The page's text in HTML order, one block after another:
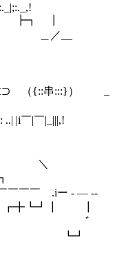
┃
__
:::}） _
|￣|_|||,!
/. ＼
￣ .iー - ― -‐
┃
／| ﾞ
――‐' ＼ ┗┛